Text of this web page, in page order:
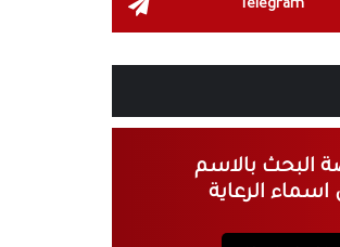
Telegram
البحث بالاسم
الرعاية